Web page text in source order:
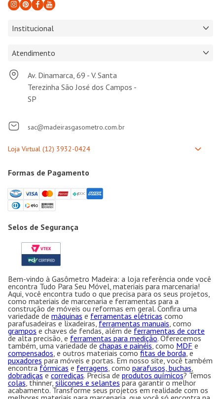
Institucional
Atendimento
Av. Dinamarca, 69 - V. Santa
Terezinha São José dos Campos -
SP
sac@madeirasgasometro.com.br
Formas de Pagamento
Selos de Segurança
Bem-vindo à Gasômetro Madeira: a loja referência onde você
encontra Tudo Para Seu Móvel, materiais para marcenaria!
Aqui, você encontra tudo o que precisa para os seus projetos,
como materiais de marcenaria e ferramentas para a
construção de móveis ou reformas em geral. Confira uma
variedade de máquinas e ferramentas elétricas como
parafusadeiras e lixadeiras, ferramentas manuais, como
grampos e chaves de fendas, além de ferramentas de corte
de alta precisão, e ferramentas para medição. Oferecemos
também, uma variedade de chapas e painéis, como MDF e
compensados, e outros materiais como fitas de borda, e
puxadores para móveis e portas. Em nosso site, você também
encontra fórmicas e ferragens, como parafusos, buchas,
dobradiças e corrediças. Precisa de produtos químicos? Temos
colas, thinner, silicones e selantes para garantir o melhor
acabamento. Transforme seus projetos em realidade com os